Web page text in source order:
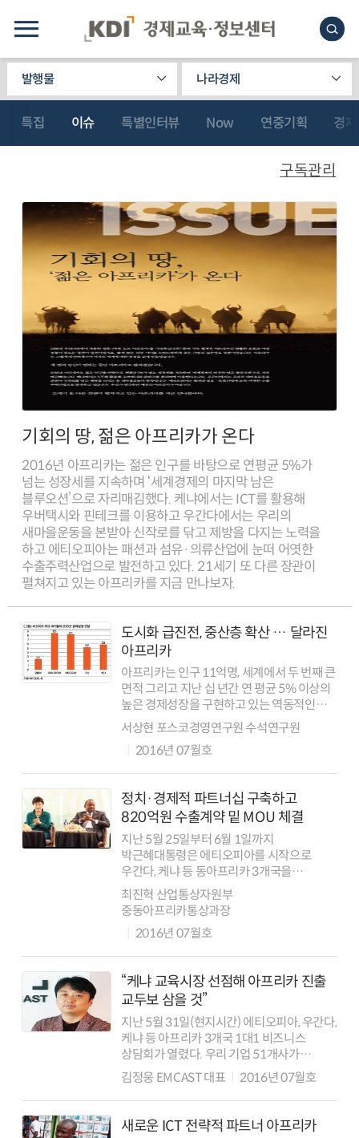
발행물 나라경제
특집 이슈 특별인터뷰 Now 연중기획 경
기회의 땅, 젊은 아프리카가 온다
2016년 아프리카는 젊은 인구를 바탕으로 연평균 5%가
넘는 성장세를 지속하며 ‘세계경제의 마지막 남은
블루오션’으로 자리매김했다. 케냐에서는 ICT를 활용해
우버택시와 핀테크를 이용하고 우간다에서는 우리의
새마을운동을 본받아 신작로를 닦고 제방을 다지는 노력을
하고 에티오피아는 패션과 섬유·의류산업에 눈떠 어엿한
수출주력산업으로 발전하고 있다. 21세기 또 다른 장관이
펼쳐지고 있는 아프리카를 지금 만나보자.
도시화 급진전, 중산층 확산 … 달라진
아프리카
아프리카는 인구 11억명, 세계에서 두 번째 큰
면적 그리고 지난 십 년간 연 평균 5% 이상의
높은 경제성장을 구현하고 있는 역동적인
대륙이다. 과거 정치적 후진성과 기아와
가난으로 인식되던 아프리카는 2000년 이후
정치적 안정과 풍부한 자원을 바탕으...
서상현 포스코경영연구원 수석연구원
2016년 07월호
정치·경제적 파트너십 구축하고
820억원 수출계약 밑 MOU 체결
지난 5월 25일부터 6월 1일까지
박근혜대통령은 에티오피아를 시작으로
우간다, 케냐 등 동아프리카 3개국을
순방했다. 아프리카는 인구 11억명에 연평균
5%대가 넘는 성장세를 지속하는 ‘세계경제의
마지막 남은 블루오션’으로 수출시장
다변화가 시급한 우리...
최진혁 산업통상자원부
중동아프리카통상과장
2016년 07월호
“케냐 교육시장 선점해 아프리카 진출
교두보 삼을 것”
지난 5월 31일(현지시간) 에티오피아, 우간다,
케냐 등 아프리카 3개국 1대1 비즈니스
상담회가 열렸다. 우리 기업 51개사가
참여했고, 이중 92%(47개사)가
중소기업이었다. 820억원(6,877만달러)의
수출 성과를 이뤘는데 놀라운 것은 1대1 ...
김정웅 EMCAST 대표 2016년 07월호
새로운 ICT 전략적 파트너 아프리카
구독관리